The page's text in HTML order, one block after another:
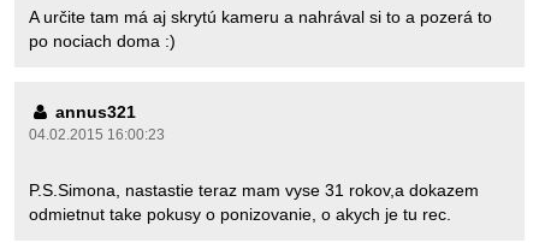
A určite tam má aj skrytú kameru a nahrával si to a pozerá to
po nociach doma :)
annus321
04.02.2015 16:00:23
P.S.Simona, nastastie teraz mam vyse 31 rokov,a dokazem
odmietnut take pokusy o ponizovanie, o akych je tu rec.